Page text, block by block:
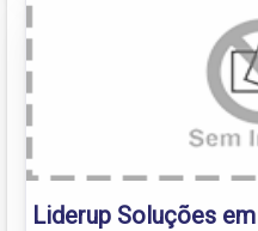
Liderup Soluções